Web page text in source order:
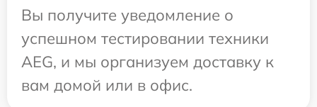
Вы получите уведомление о
успешном тестировании техники
AEG, и мы организуем доставку к
вам домой или в офис.